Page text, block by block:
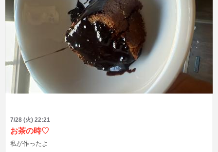
7/28 (火) 22:21
お茶の時♡
私が作ったよ